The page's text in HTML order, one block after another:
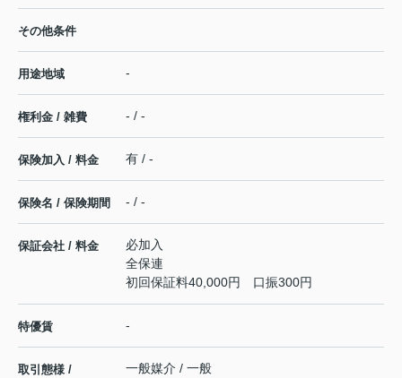
その他条件
用途地域 -
権利金 / 雑費 - / -
保険加入 / 料金 有 / -
保険名 / 保険期間 - / -
保証会社 / 料金
必加入
全保連
初回保証料40,000円 口振300円
特優賃 -
取引態様 /
一般媒介 / 一般